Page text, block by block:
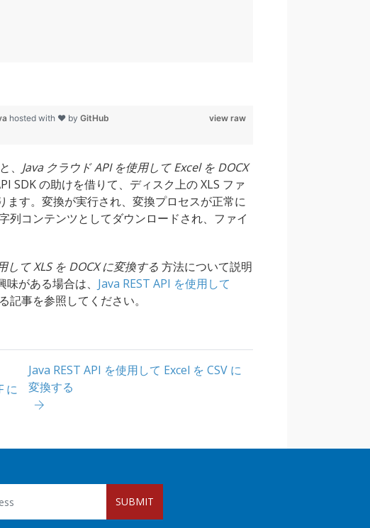
view raw
hosted with ❤ by GitHub
、 Java クラウド API を使用して Excel を DOCX
SDK の助けを借りて、ディスク上の XLS ファ
ます。変換が実行され、変換プロセスが正常に
列コンテンツとしてダウンロードされ、ファイ
して XLS を DOCX に変換する 方法について説明
がある場合は、 Java REST API を使用して
記事を参照してください。
に
Java REST API を使用して Excel を CSV に
変換する
SUBMIT